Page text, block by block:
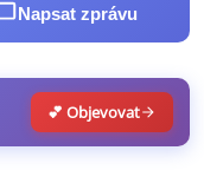
Napsat zprávu
💕 Objevovat